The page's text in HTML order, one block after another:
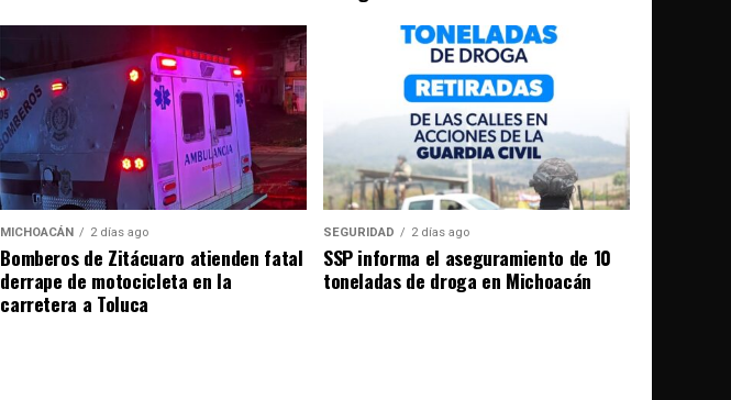
MICHOACÁN 2 días ago
Bomberos de Zitácuaro atienden fatal
derrape de motocicleta en la
carretera a Toluca
SEGURIDAD 2 días ago
SSP informa el aseguramiento de 10
toneladas de droga en Michoacán